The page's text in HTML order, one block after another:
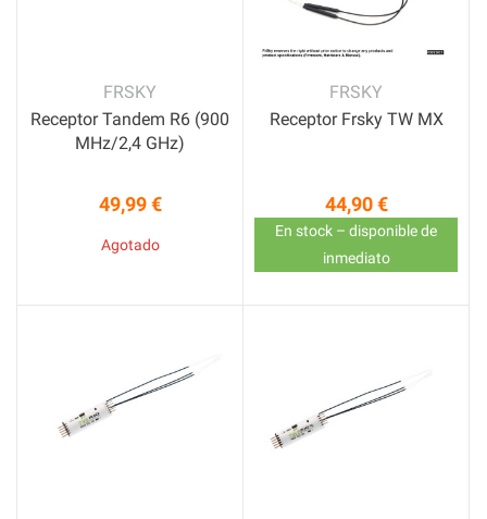
FRSKY
Receptor Tandem R6 (900
MHz/2,4 GHz)
Precio
49,99 €
Agotado
FRSKY
Receptor Frsky TW MX
Precio
44,90 €
En stock – disponible de
inmediato